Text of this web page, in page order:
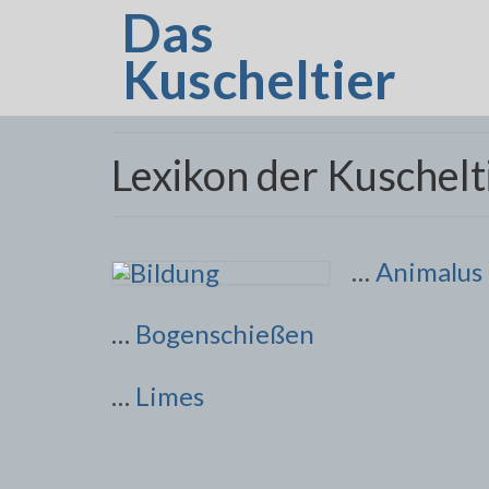
Das
Kuscheltier
Lexikon der
… Animalus
… Bogenschießen
… Limes